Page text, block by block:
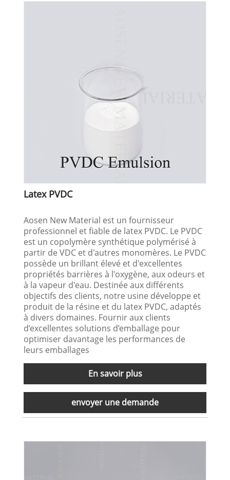
Latex PVDC
Aosen New Material est un fournisseur
professionnel et fiable de latex PVDC. Le PVDC
est un copolymère synthétique polymérisé à
partir de VDC et d'autres monomères. Le PVDC
possède un brillant élevé et d'excellentes
propriétés barrières à l'oxygène, aux odeurs et
à la vapeur d'eau. Destinée aux différents
objectifs des clients, notre usine développe et
produit de la résine et du latex PVDC, adaptés
à divers domaines. Fournir aux clients
d’excellentes solutions d’emballage pour
optimiser davantage les performances de
leurs emballages
En savoir plus
envoyer une demande